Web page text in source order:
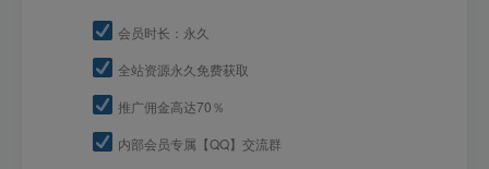
会员时长：永久
全站资源永久免费获取
推广佣金高达70％
内部会员专属【QQ】交流群